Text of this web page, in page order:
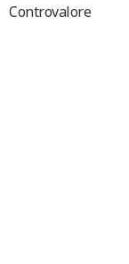
Controvalore